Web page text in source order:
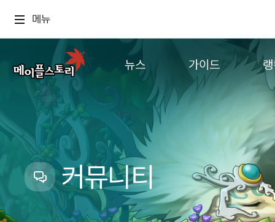
메뉴
뉴스
업데이트
이벤트
캐시샵 공지
메이플 알림판
with maple
가이드
추가정보
컨텐
커뮤니티